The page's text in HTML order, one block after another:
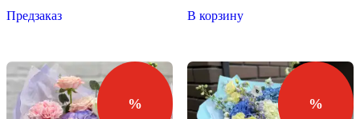
Предзаказ В корзину
% %